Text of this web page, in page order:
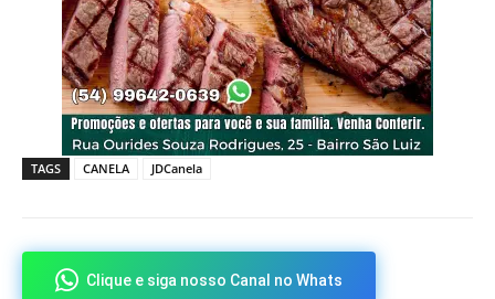
TAGS CANELA JDCanela
Clique e siga nosso Canal no Whats